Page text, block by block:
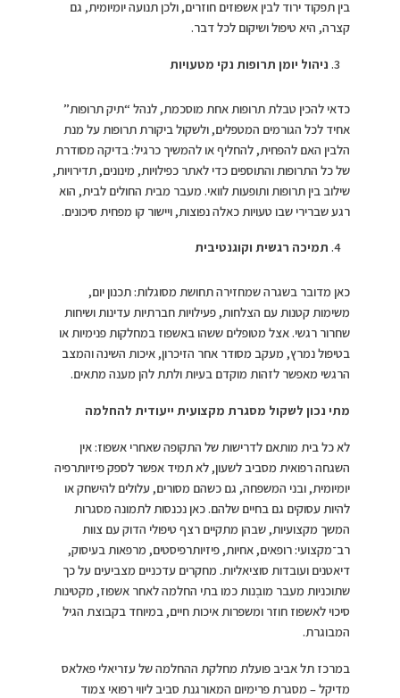
בין תפקוד ירוד לבין אשפוזים חוזרים, ולכן תנועה יומיומית, גם
קצרה, היא טיפול ושיקום לכל דבר.
ניהול יומן תרופות נקי מטעויות
כדאי להכין טבלת תרופות אחת מוסכמת, לנהל “תיק תרופות”
אחיד לכל הגורמים המטפלים, ולשקול ביקורת תרופות על מנת
הלבין האם להפחית, להחליף או להמשיך כרגיל: בדיקה מסודרת
של כל התרופות והתוספים כדי לאתר כפילויות, מינונים, תדירויות,
שילוב בין תרופות ותופעות לוואי. מעבר מבית החולים לבית, הוא
רגע שברירי שבו טעויות כאלה נפוצות, ויישור קו מפחית סיכונים.
תמיכה רגשית וקוגנטיבית
כאן מדובר בשגרה שמחזירה תחושת מסוגלות: תכנון יום,
משימות קטנות עם הצלחות, פעילויות חברתיות עדינות ושיחות
שחרור רגשי. אצל מטופלים ששהו באשפוז במחלקות פנימיות או
בטיפול נמרץ, מעקב מסודר אחר הזיכרון, איכות השינה והמצב
הרגשי מאפשר לזהות מוקדם בעיות ולתת להן מענה מתאים.
מתי נכון לשקול מסגרת מקצועית ייעודית להחלמה
לא כל בית מותאם לדרישות של התקופה שאחרי אשפוז: אין
השגחה רפואית מסביב לשעון, לא תמיד אפשר לספק פיזיותרפיה
יומיומית, ובני המשפחה, גם כשהם מסורים, עלולים להישחק או
להיות עסוקים גם בחיים שלהם. כאן נכנסות לתמונה מסגרות
המשך מקצועיות, שבהן מתקיים רצף טיפולי הדוק עם צוות
רב־מקצועי: רופאים, אחיות, פיזיותרפיסטים, מרפאות בעיסוק,
דיאטנים ועובדות סוציאליות. מחקרים עדכניים מצביעים על כך
שתוכניות מעבר מובְנות כמו בתי החלמה לאחר אשפוז, מקטינות
סיכוי לאשפוז חוזר ומשפרות איכות חיים, במיוחד בקבוצת הגיל
המבוגרת.
במרכז תל אביב פועלת מחלקת ההחלמה של עזריאלי פאלאס
מדיקל – מסגרת פרימיום המאורגנת סביב ליווי רפואי צמוד